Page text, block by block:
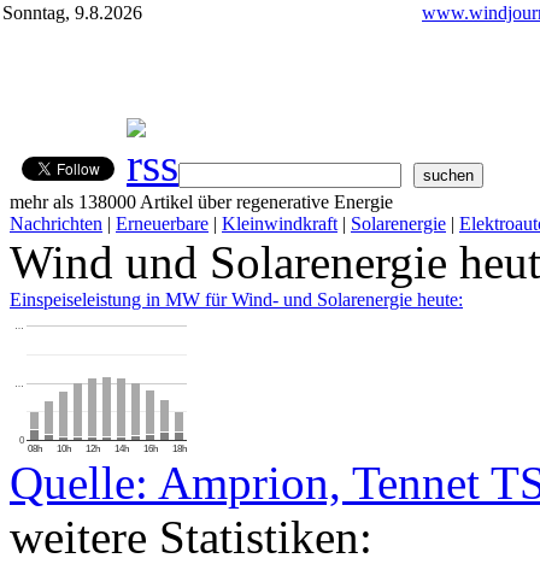
Sonntag, 9.8.2026
mehr als 138000 Artikel über regenerative Energie
Nachrichten | Erneuerbare | Kleinwindkraft | Solarenergie |
Wind und Solarenergie
Einspeiseleistung in MW für Wind- und Solarenergie heute:
08h 10h 12h 14h 16h 18h
0
…
…
Quelle: Amprion, Tennet
weitere Statistiken: